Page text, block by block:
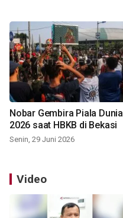
Nobar Gembira Piala Dunia
2026 saat HBKB di Bekasi
Senin, 29 Juni 2026
Video